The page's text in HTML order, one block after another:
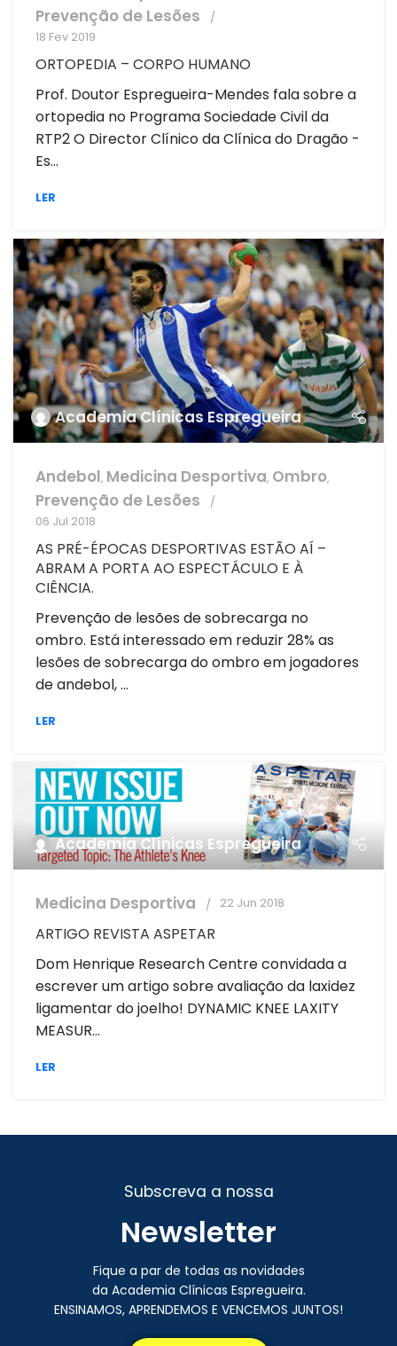
Prevenção de Lesões
18 Fev 2019
ORTOPEDIA – CORPO HUMANO
Prof. Doutor Espregueira-Mendes fala sobre a
ortopedia no Programa Sociedade Civil da
RTP2 O Director Clínico da Clínica do Dragão -
Es...
LER
Academia Clínicas Espregueira
Andebol, Medicina Desportiva, Ombro,
Prevenção de Lesões
06 Jul 2018
AS PRÉ-ÉPOCAS DESPORTIVAS ESTÃO AÍ –
ABRAM A PORTA AO ESPECTÁCULO E À
CIÊNCIA.
Prevenção de lesões de sobrecarga no
ombro. Está interessado em reduzir 28% as
lesões de sobrecarga do ombro em jogadores
de andebol, ...
LER
Academia Clínicas Espregueira
Medicina Desportiva 22 Jun 2018
ARTIGO REVISTA ASPETAR
Dom Henrique Research Centre convidada a
escrever um artigo sobre avaliação da laxidez
ligamentar do joelho! DYNAMIC KNEE LAXITY
MEASUR...
LER
Subscreva a nossa
Newsletter
Fique a par de todas as novidades
da Academia Clínicas Espregueira.
ENSINAMOS, APRENDEMOS E VENCEMOS JUNTOS!